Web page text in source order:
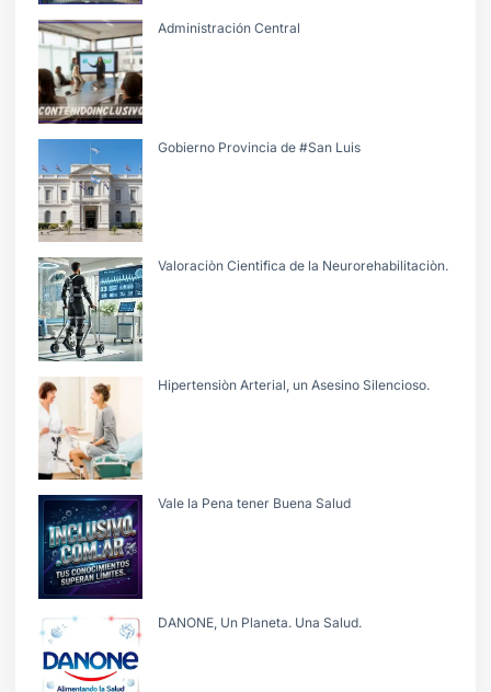
Administración Central
Gobierno Provincia de #San Luis
Valoraciòn Cientifica de la Neurorehabilitaciòn.
Hipertensiòn Arterial, un Asesino Silencioso.
Vale la Pena tener Buena Salud
DANONE, Un Planeta. Una Salud.